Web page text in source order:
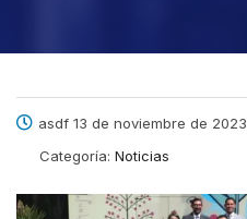
asdf 13 de noviembre de 2023
Categoría: Noticias